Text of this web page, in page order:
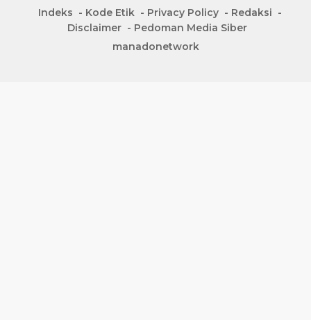
Indeks Kode Etik Privacy Policy
Redaksi
Disclaimer
Pedoman Media Siber
manadonetwork